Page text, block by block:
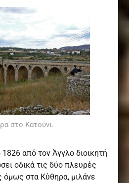
στο Κατούνι.
από τον Άγγλο διοικητή
οδικά τις δύο πλευρές
όμως στα Κύθηρα, μιλάνε